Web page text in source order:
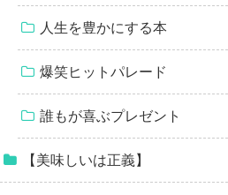
人生を豊かにする本
爆笑ヒットパレード
誰もが喜ぶプレゼント
【美味しいは正義】